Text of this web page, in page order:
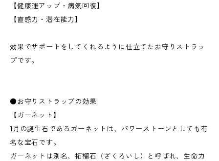
【健康運アップ・病気回復】
【直感力・潜在能力】
効果でサポートをしてくれるように仕立てたお守りストラッ
プです。
●お守りストラップの効果
【ガーネット】
1月の誕生石であるガーネットは、パワーストーンとしても有
名な宝石です。
ガーネットは別名、柘榴石（ざくろいし）と呼ばれ、生命力